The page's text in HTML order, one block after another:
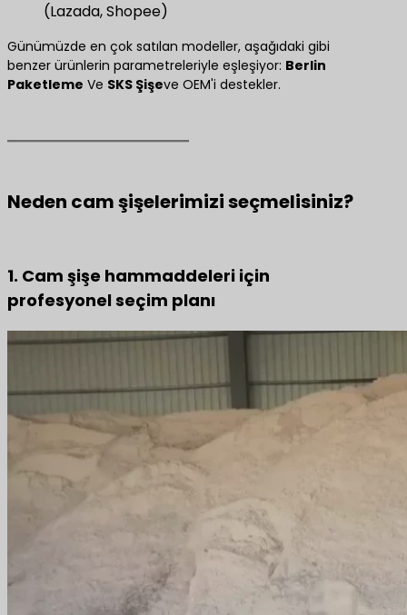
(Lazada, Shopee)
Günümüzde en çok satılan modeller, aşağıdaki gibi
benzer ürünlerin parametreleriyle eşleşiyor: Berlin
Paketleme Ve SKS Şişeve OEM'i destekler.
Neden cam şişelerimizi seçmelisiniz?
1. Cam şişe hammaddeleri için
profesyonel seçim planı